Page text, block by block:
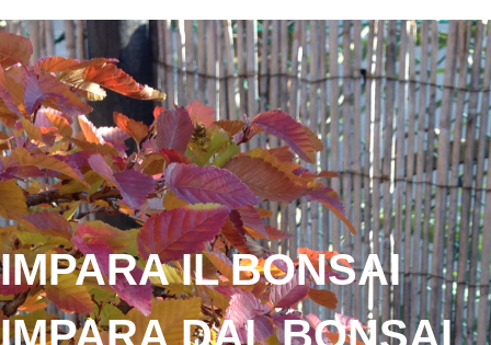
IMPARA IL BONSAI
IMPARA DAL BONSAI